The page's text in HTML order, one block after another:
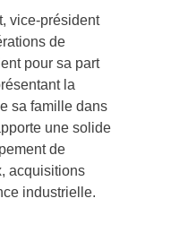
vice-président
de
pour sa part
la
sa famille dans
une solide
de
acquisitions
industrielle.